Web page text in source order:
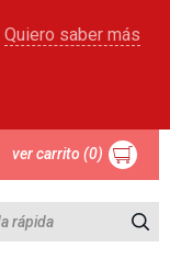
Quiero saber más
ver carrito (0)